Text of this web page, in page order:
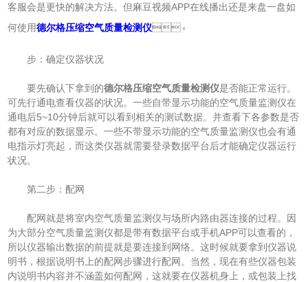
客服会是更快的解决方法。但麻豆视频APP在线播出还是来盘一盘如
何使用德尔格压缩空气质量检测仪。
步：确定仪器状况
要先确认下拿到的德尔格压缩空气质量检测仪是否能正常运行。
可先行通电查看仪器的状况。一些自带显示功能的空气质量监测仪在
通电后5~10分钟后就可以看到相关的测试数据。并查看下各参数是否
都有对应的数据显示。一些不带显示功能的空气质量监测仪也会有通
电指示灯亮起，而这类仪器就需要登录数据平台后才能确定仪器运行
状况。
第二步：配网
配网就是将室内空气质量监测仪与场所内路由器连接的过程。因
为大部分空气质量监测仪都是带有数据平台或手机APP可以查看的，
所以仪器输出数据的前提就是要连接到网络。这时候就要拿到仪器说
明书，根据说明书上的配网步骤进行配网。当然，现在有些仪器包装
内说明书内容并不涵盖如何配网，这就要在仪器机身上，或包装上找